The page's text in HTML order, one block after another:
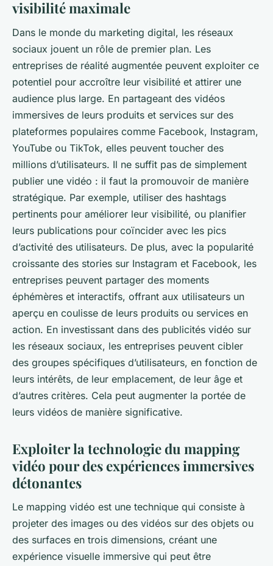
visibilité maximale
Dans le monde du marketing digital, les réseaux
sociaux jouent un rôle de premier plan. Les
entreprises de réalité augmentée peuvent exploiter ce
potentiel pour accroître leur visibilité et attirer une
audience plus large. En partageant des vidéos
immersives de leurs produits et services sur des
plateformes populaires comme Facebook, Instagram,
YouTube ou TikTok, elles peuvent toucher des
millions d’utilisateurs. Il ne suffit pas de simplement
publier une vidéo : il faut la promouvoir de manière
stratégique. Par exemple, utiliser des hashtags
pertinents pour améliorer leur visibilité, ou planifier
leurs publications pour coïncider avec les pics
d’activité des utilisateurs. De plus, avec la popularité
croissante des stories sur Instagram et Facebook, les
entreprises peuvent partager des moments
éphémères et interactifs, offrant aux utilisateurs un
aperçu en coulisse de leurs produits ou services en
action. En investissant dans des publicités vidéo sur
les réseaux sociaux, les entreprises peuvent cibler
des groupes spécifiques d’utilisateurs, en fonction de
leurs intérêts, de leur emplacement, de leur âge et
d’autres critères. Cela peut augmenter la portée de
leurs vidéos de manière significative.
Exploiter la technologie du mapping
vidéo pour des expériences immersives
détonantes
Le mapping vidéo est une technique qui consiste à
projeter des images ou des vidéos sur des objets ou
des surfaces en trois dimensions, créant une
expérience visuelle immersive qui peut être